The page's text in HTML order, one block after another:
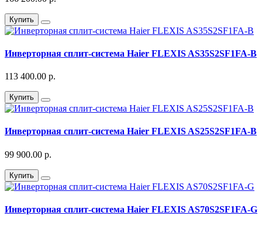
Купить
Инверторная сплит-система Haier FLEXIS AS35S2SF1FA-B
113 400.00 р.
Купить
Инверторная сплит-система Haier FLEXIS AS25S2SF1FA-B
99 900.00 р.
Купить
Инверторная сплит-система Haier FLEXIS AS70S2SF1FA-G